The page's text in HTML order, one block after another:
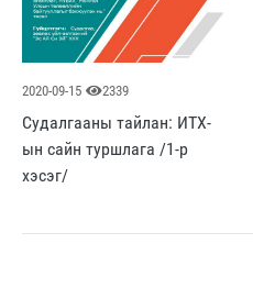
2020-09-15 2339
Судалгааны тайлан: ИТХ-
ын сайн туршлага /1-р
хэсэг/